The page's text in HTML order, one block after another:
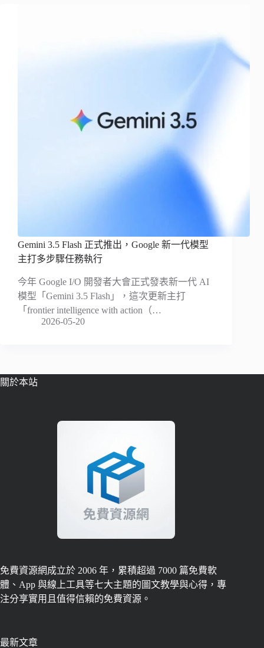
Gemini 3.5 Flash 正式推出，Google 新一代模型
主打多步驟任務執行
今年 Google I/O 開發者大會正式發表新一代 AI
模型「Gemini 3.5 Flash」，這次更新主打
「frontier intelligence with action（…
2026-05-20
關於本站
免費資源網成立於 2006 年，累積超過 7000 篇免費軟
體、App 與線上工具等七大主題的圖文教學與心得，專
注分享實用且值得信賴的免費資源。
最新文章